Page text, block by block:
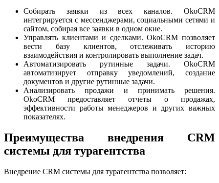
Собирать заявки из всех каналов. OkoCRM
интегрируется с мессенджерами, социальными сетями и
сайтом, собирая все заявки в одном окне.
Управлять клиентами и сделками. OkoCRM позволяет
вести базу клиентов, отслеживать историю
взаимодействия и контролировать выполнение задач.
Автоматизировать рутинные задачи. OkoCRM
автоматизирует отправку уведомлений, создание
документов и другие рутинные задачи.
Анализировать продажи и принимать решения.
OkoCRM предоставляет отчеты о продажах,
эффективности работы менеджеров и других важных
показателях.
Преимущества внедрения CRM
системы для турагентства
Внедрение CRM системы для турагентства позволяет: